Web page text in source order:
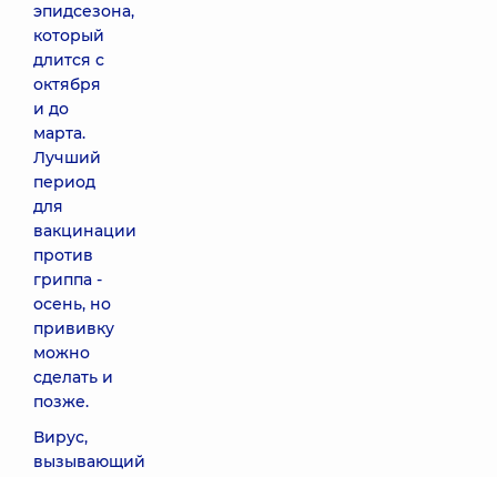
эпидсезона,
который
длится с
октября
и до
марта.
Лучший
период
для
вакцинации
против
гриппа -
осень, но
прививку
можно
сделать и
позже.
Вирус,
вызывающий